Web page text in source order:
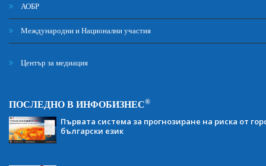
АОБР
Международни и Национални участия
Център за медиация
ПОСЛЕДНО В ИНФОБИЗНЕС®
Първата система за прогнозиране на риска от
български език